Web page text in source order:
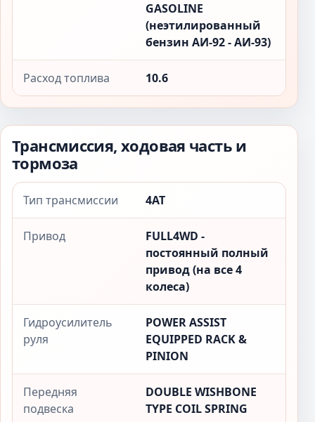
GASOLINE
(неэтилированный
бензин АИ-92 - АИ-93)
Расход топлива 10.6
Трансмиссия, ходовая часть и
тормоза
Тип трансмиссии 4AT
Привод
FULL4WD -
постоянный полный
привод (на все 4
колеса)
Гидроусилитель
руля
POWER ASSIST
EQUIPPED RACK &
PINION
Передняя
подвеска
DOUBLE WISHBONE
TYPE COIL SPRING